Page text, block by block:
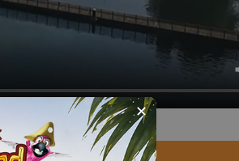
✕